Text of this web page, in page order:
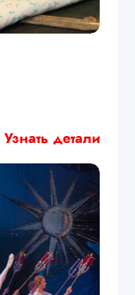
Узнать детали